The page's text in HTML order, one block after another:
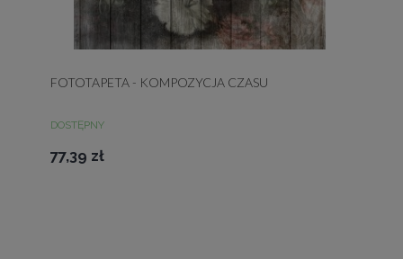
FOTOTAPETA - KOMPOZYCJA CZASU
DOSTĘPNY
77,39 zł